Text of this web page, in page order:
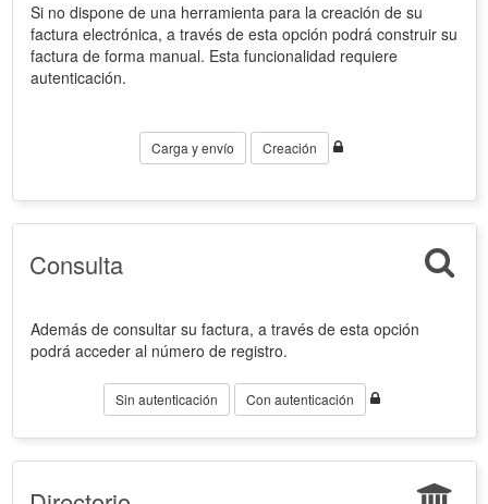
Si no dispone de una herramienta para la creación de su
factura electrónica, a través de esta opción podrá construir su
factura de forma manual. Esta funcionalidad requiere
autenticación.
Carga y envío Creación
Consulta
Además de consultar su factura, a través de esta opción
podrá acceder al número de registro.
Sin autenticación Con autenticación